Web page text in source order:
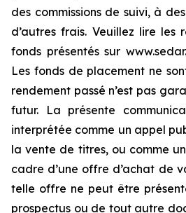
des commissions de suivi, à
d’autres frais. Veuillez lire les
fonds présentés sur
Les fonds de placement ne
rendement passé n’est pas
futur. La présente
interprétée comme un appel
la vente de titres, ou comme
cadre d’une offre d’achat de
telle offre ne peut être
prospectus ou de tout autre